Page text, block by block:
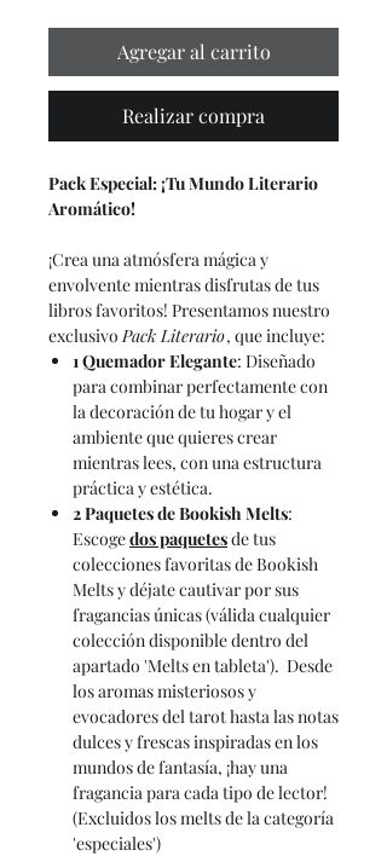
Agregar al carrito
Realizar compra
Pack Especial: ¡Tu Mundo Literario
Aromático!
¡Crea una atmósfera mágica y
envolvente mientras disfrutas de tus
libros favoritos! Presentamos nuestro
exclusivo Pack Literario, que incluye:
1 Quemador Elegante: Diseñado
para combinar perfectamente con
la decoración de tu hogar y el
ambiente que quieres crear
mientras lees, con una estructura
práctica y estética.
2 Paquetes de Bookish Melts:
Escogedos paquetesde tus
colecciones favoritas de Bookish
Melts y déjate cautivar por sus
fragancias únicas (válida cualquier
colección disponible dentro del
apartado 'Melts en tableta'). Desde
los aromas misteriosos y
evocadores del tarot hasta las notas
dulces y frescas inspiradas en los
mundos de fantasía, ¡hay una
fragancia para cada tipo de lector!
(Excluidos los melts de la categoría
'especiales')